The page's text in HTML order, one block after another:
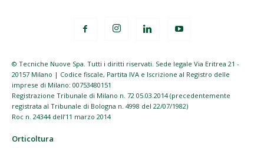
© Tecniche Nuove Spa. Tutti i diritti riservati. Sede legale Via Eritrea 21 -
20157 Milano | Codice fiscale, Partita IVA e Iscrizione al Registro delle
imprese di Milano: 00753480151
Registrazione Tribunale di Milano n. 72 05.03.2014 (precedentemente
registrata al Tribunale di Bologna n. 4998 del 22/07/1982)
Roc n. 24344 dell’11 marzo 2014
Orticoltura